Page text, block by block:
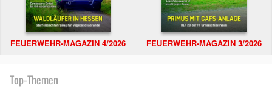
FEUERWEHR-MAGAZIN 4/2026 FEUERWEHR-MAGAZIN 3/2026
Top-Themen